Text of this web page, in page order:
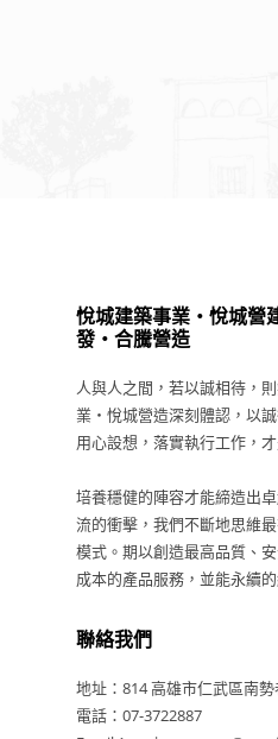
悅城建築事業・悅城營
發・合騰營造
人與人之間，若以誠相待，
業・悅城營造深刻體認，以
用心設想，落實執行工作，
培養穩健的陣容才能締造出
流的衝擊，我們不斷地思維
模式。期以創造最高品質、
成本的產品服務，並能永續的
聯絡我們
地址：814 高雄市仁武區南
電話：07-3722887